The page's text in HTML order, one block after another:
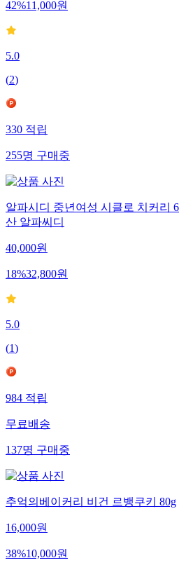
42%11,000원
5.0
(2)
330적립
255명구매중
알파시디 중년여성 시클로 치커리
산 알파씨디
40,000원
18%32,800원
5.0
(1)
984적립
무료배송
137명구매중
추억의베이커리 비건 르뱅쿠키 80g
16,000원
38%10,000원